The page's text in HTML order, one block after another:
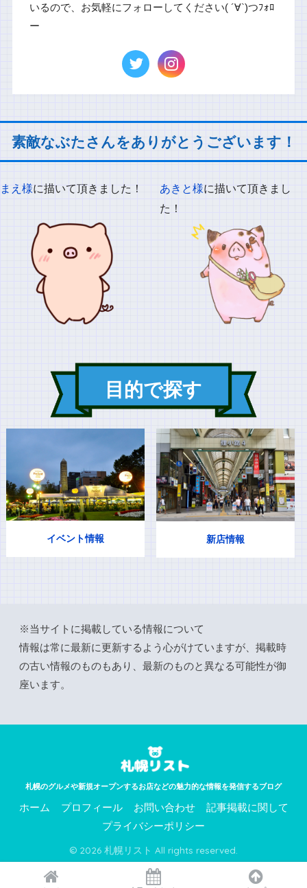
いるので、お気軽にフォローしてください( ´∀`)つﾌｫﾛ
ー
素敵なぶたさんをありがとうございます！
まえ様に描いて頂きました！ あきと様に描いて頂きまし
た！
目的で探す
イベント情報 新店情報
※当サイトに掲載している情報について
情報は常に最新に更新するよう心がけていますが、掲載時
の古い情報のものもあり、最新のものと異なる可能性が御
座います。
札幌のグルメや新規オープンするお店などの魅力的な情報を発信するブログ
ホーム プロフィール お問い合わせ
記事掲載に関して
プライバシーポリシー
© 2026 札幌リスト All rights reserved.